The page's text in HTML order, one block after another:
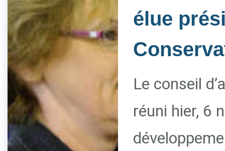
élue
Le conseil
réuni hier, 6